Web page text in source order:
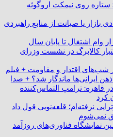
ستاره روی نیمکت اروگوئه
بازار یا صیانت از منابع راهبردی
کالابرگ در نشست وزرای
شب‌های اقتدار و مقاومت + فیلم
ایرانی‌ها ماندگار شد؟ + صدا
قاهره: ترامپ التماس‌کننده
کرد
نرفته‌ام؛ قلعه‌نویی قول داد
نمی‌شوم
نمایشگاه فناوری‌های روزآمد